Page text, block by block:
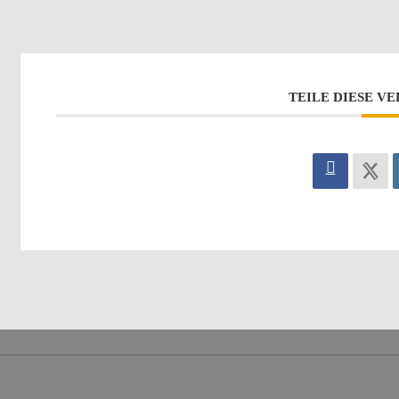
TEILE DIESE